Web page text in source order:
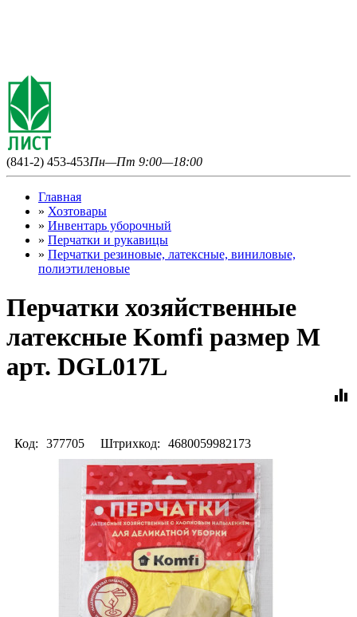
(841-2) 453-453Пн—Пт 9:00—18:00
Главная
» Хозтовары
» Инвентарь уборочный
» Перчатки и рукавицы
» Перчатки резиновые, латексные, виниловые,
полиэтиленовые
Перчатки хозяйственные
латексные Komfi размер M
арт. DGL017L
equalizer
Код: 377705 Штрихкод: 4680059982173